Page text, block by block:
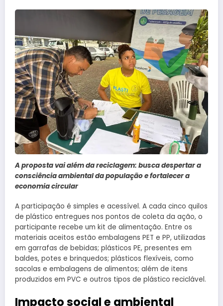
A proposta vai além da reciclagem: busca despertar a
consciência ambiental da população e fortalecer a
economia circular
A participação é simples e acessível. A cada cinco quilos
de plástico entregues nos pontos de coleta da ação, o
participante recebe um kit de alimentação. Entre os
materiais aceitos estão embalagens PET e PP, utilizadas
em garrafas de bebidas; plásticos PE, presentes em
baldes, potes e brinquedos; plásticos flexíveis, como
sacolas e embalagens de alimentos; além de itens
produzidos em PVC e outros tipos de plástico reciclável.
Impacto social e ambiental